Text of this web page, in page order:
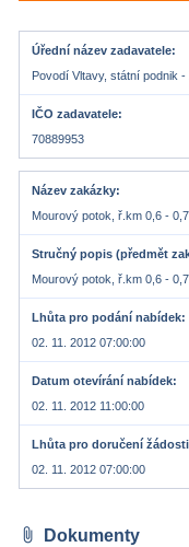
Úřední název zadavatele
Povodí Vltavy, státní podnik -
IČO zadavatele
70889953
Název zakázky
Mourový potok, ř.km 0,6 -
Stručný popis (předmět
Mourový potok, ř.km 0,6 -
Lhůta pro podání nabídek
02. 11. 2012 07:00:00
Datum otevírání nabídek
02. 11. 2012 11:00:00
Lhůta pro doručení
02. 11. 2012 07:00:00
attach_file Dokumenty